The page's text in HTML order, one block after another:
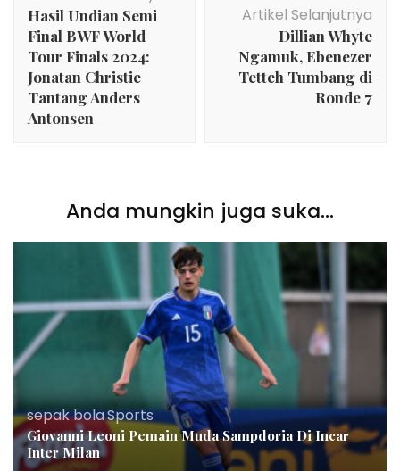
Hasil Undian Semi
Final BWF World
Tour Finals 2024:
Jonatan Christie
Tantang Anders
Antonsen
Artikel Selanjutnya
Dillian Whyte
Ngamuk, Ebenezer
Tetteh Tumbang di
Ronde 7
Anda mungkin juga suka...
sepak bola,Sports
Giovanni Leoni Pemain Muda Sampdoria Di Incar
Inter Milan